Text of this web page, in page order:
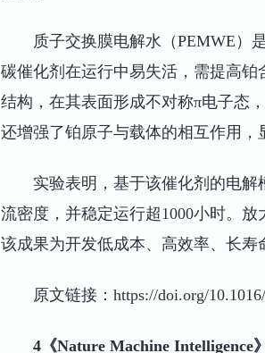
质子交换膜电解水（PEMWE）
碳催化剂在运行中易失活，需提高
结构，在其表面形成不对称π电子态
还增强了铂原子与载体的相互作用，
实验表明，基于该催化剂的电解
流密度，并稳定运行超1000小时。
该成果为开发低成本、高效率、长寿
原文链接：https://doi.org/
4《Nature Machine Intelligence